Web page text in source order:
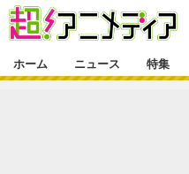
ホーム ニュース 特集